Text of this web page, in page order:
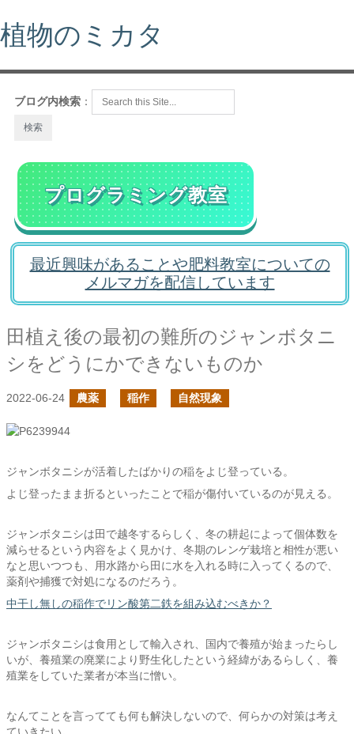
植物のミカタ
ブログ内検索 ：
プログラミング教室
最近興味があることや肥料教室についての
メルマガを配信しています
田植え後の最初の難所のジャンボタニ
シをどうにかできないものか
2022-06-24 農薬 稲作 自然現象
ジャンボタニシが活着したばかりの稲をよじ登っている。
よじ登ったまま折るといったことで稲が傷付いているのが見える。
ジャンボタニシは田で越冬するらしく、冬の耕起によって個体数を
減らせるという内容をよく見かけ、冬期のレンゲ栽培と相性が悪い
なと思いつつも、用水路から田に水を入れる時に入ってくるので、
薬剤や捕獲で対処になるのだろう。
中干し無しの稲作でリン酸第二鉄を組み込むべきか？
ジャンボタニシは食用として輸入され、国内で養殖が始まったらし
いが、養殖業の廃業により野生化したという経緯があるらしく、養
殖業をしていた業者が本当に憎い。
なんてことを言ってても何も解決しないので、何らかの対策は考え